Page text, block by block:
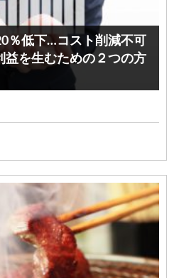
％低下…コスト削減不可
益を生むための２つの方